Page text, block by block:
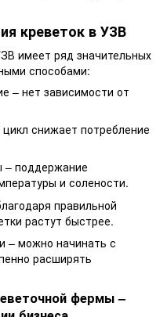
креветок в УЗВ
имеет ряд значительных
способами:
– нет зависимости от
снижает потребление
– поддержание
и солености.
правильной
растут быстрее.
– можно начинать с
расширять
фермы –